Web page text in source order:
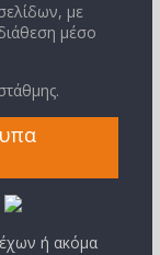
με
μέσο
ή ακόμα